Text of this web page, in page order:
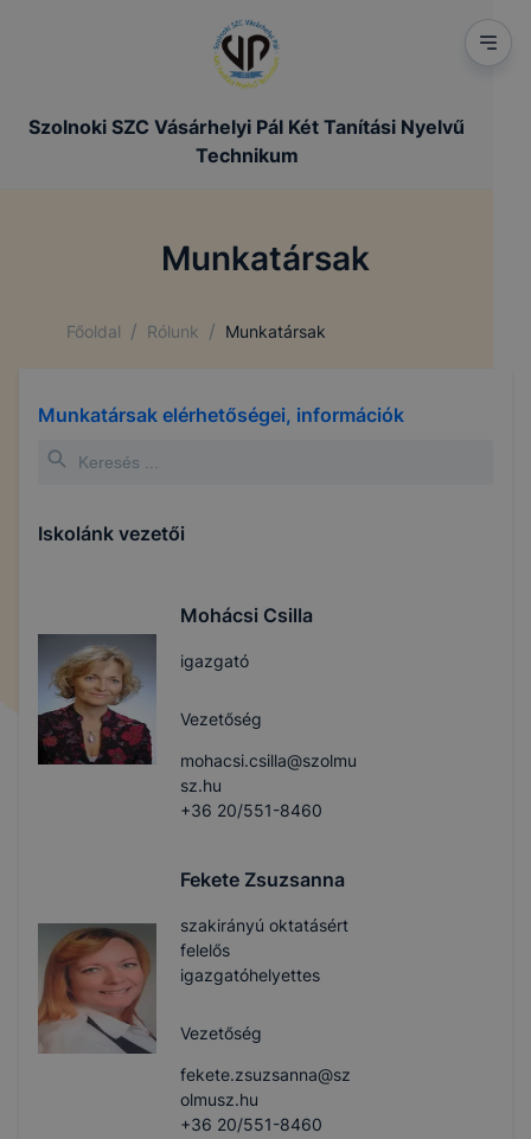
Szolnoki SZC Vásárhelyi Pál Két Tanítási Nyelvű
Technikum
Munkatársak
Főoldal / Rólunk / Munkatársak
Munkatársak elérhetőségei, információk
Iskolánk vezetői
Mohácsi Csilla
igazgató
Vezetőség
mohacsi.csilla@szolmu
sz.hu
+36 20/551-8460
Fekete Zsuzsanna
szakirányú oktatásért
felelős
igazgatóhelyettes
Vezetőség
fekete.zsuzsanna@sz
olmusz.hu
+36 20/551-8460